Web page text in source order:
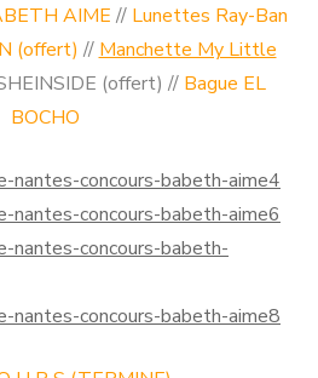
AIME // Lunettes Ray-Ban
(offert) // Manchette My Little
(offert) // Bague EL
BOCHO